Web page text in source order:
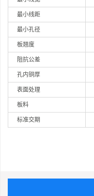
最小线距
最小孔径
板翘度
阻抗公差
孔内铜厚
表面处理
板料
标准交期